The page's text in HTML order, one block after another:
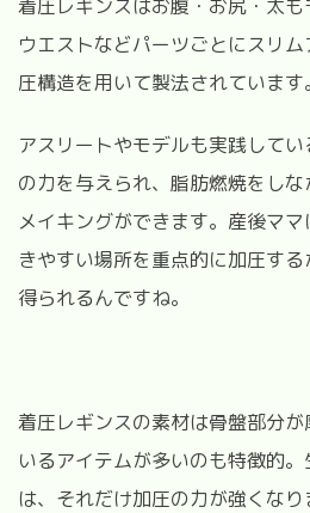
着圧レギンスはお腹・お尻・太も
ウエストなどパーツごとにスリ
圧構造を用いて製法されています。
アスリートやモデルも実践して
の力を与えられ、脂肪燃焼をし
メイキングができます。産後マ
きやすい場所を重点的に加圧す
得られるんですね。
着圧レギンスの素材は骨盤部分
いるアイテムが多いのも特徴的
は、それだけ加圧の力が強くなり